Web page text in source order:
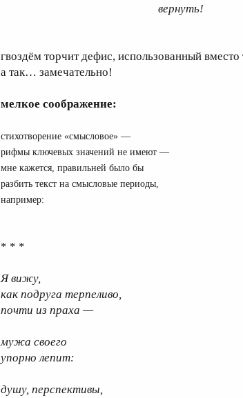
вернуть!
гвоздём торчит дефис, использованный вместо
а так… замечательно!
мелкое соображение:
стихотворение «смысловое» —
рифмы ключевых значений не имеют —
мне кажется, правильней было бы
разбить текст на смысловые периоды,
например:
* * *
Я вижу,
как подруга терпеливо,
почти из праха —
мужа своего
упорно лепит:
душу, перспективы,